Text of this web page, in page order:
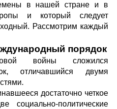
в нашей стране и в
и который следует
Рассмотрим каждый
порядок
войны сложился
отличавшийся двумя
достаточно четкое
социально-политические